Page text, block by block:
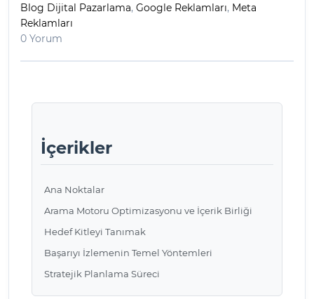
Blog Dijital Pazarlama, Google Reklamları, Meta
Reklamları
0 Yorum
İçerikler
Ana Noktalar
Arama Motoru Optimizasyonu ve İçerik Birliği
Hedef Kitleyi Tanımak
Başarıyı İzlemenin Temel Yöntemleri
Stratejik Planlama Süreci